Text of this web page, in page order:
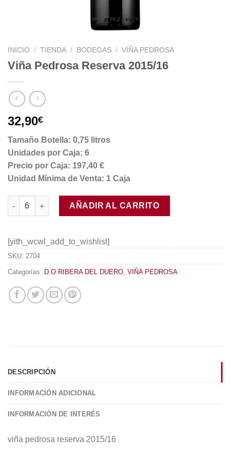
INICIO / TIENDA / BODEGAS / VIÑA PEDROSA
Viña Pedrosa Reserva 2015/16
32,90€
Tamaño Botella: 0,75 litros
Unidades por Caja: 6
Precio por Caja: 197,40 €
Unidad Mínima de Venta: 1 Caja
Viña Pedrosa Reserva 2015/16 cantidad
AÑADIR AL CARRITO
[yith_wcwl_add_to_wishlist]
SKU: 2704
Categorías: D.O RIBERA DEL DUERO, VIÑA PEDROSA
DESCRIPCIÓN
INFORMACIÓN ADICIONAL
INFORMACIÓN DE INTERÉS
viña pedrosa reserva 2015/16